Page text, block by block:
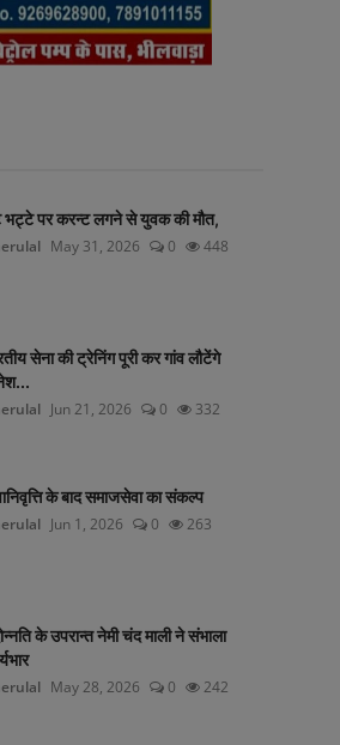
भट्टे पर करन्ट लगने से युवक की मौत,
May 31, 2026 0 448
सेना की ट्रेनिंग पूरी कर गांव लौटेंगे
Jun 21, 2026 0 332
के बाद समाजसेवा का संकल्प
Jun 1, 2026 0 263
के उपरान्त नेमी चंद माली ने संभाला
May 28, 2026 0 242